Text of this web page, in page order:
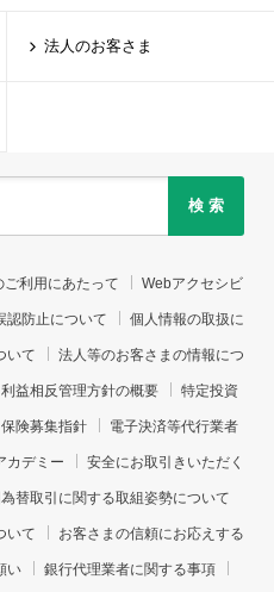
法人のお客さま
検 索
利用にあたって Webアクセシビ
認防止について 個人情報の取扱に
いて 法人等のお客さまの情報につ
利益相反管理方針の概要 特定投資
保険募集指針 電子決済等代行業者
カデミー 安全にお取引きいただく
替取引に関する取組姿勢について
いて お客さまの信頼にお応えする
い 銀行代理業者に関する事項